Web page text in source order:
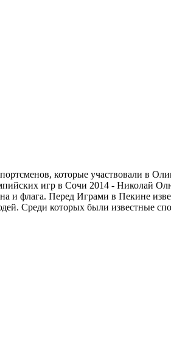
которые участвовали в
игр в Сочи 2014 - Николай
и флага. Перед Играми в Пекине
Среди которых были известные